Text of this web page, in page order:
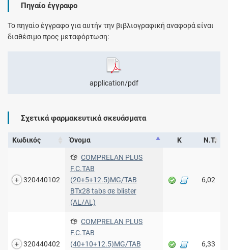
Πηγαίο έγγραφο
Το πηγαίο έγγραφο για αυτήν την βιβλιογραφική αναφορά είναι
διαθέσιμο προς μεταφόρτωση:
application/pdf
Σχετικά φαρμακευτικά σκευάσματα
Κωδικός Όνομα Κ Ν.Τ.
320440102
COMPRELAN PLUS
F.C.TAB
(20+5+12.5)MG/TAB
BTx28 tabs σε blister
(AL/AL)
6,02
320440402
COMPRELAN PLUS
F.C.TAB
(40+10+12.5)MG/TAB
6,33